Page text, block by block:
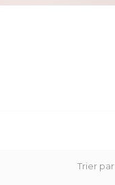
Trier par